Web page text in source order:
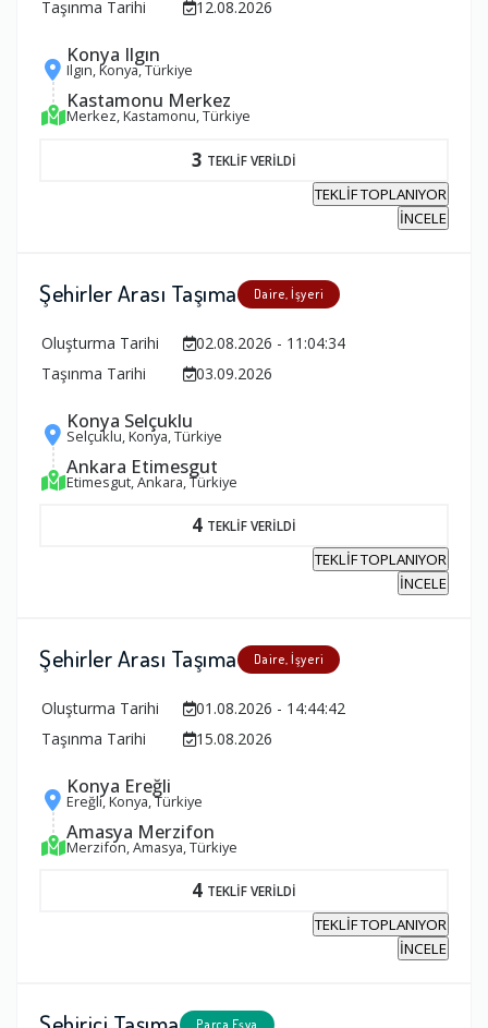
Taşınma Tarihi
12.08.2026
Konya Ilgın
Ilgın, Konya, Türkiye
Kastamonu Merkez
Merkez, Kastamonu, Türkiye
3 TEKLİF VERİLDİ
TEKLİF TOPLANIYOR
İNCELE
Şehirler Arası Taşıma Daire, İşyeri
Oluşturma Tarihi
02.08.2026 - 11:04:34
Taşınma Tarihi
03.09.2026
Konya Selçuklu
Selçuklu, Konya, Türkiye
Ankara Etimesgut
Etimesgut, Ankara, Türkiye
4 TEKLİF VERİLDİ
TEKLİF TOPLANIYOR
İNCELE
Şehirler Arası Taşıma Daire, İşyeri
Oluşturma Tarihi
01.08.2026 - 14:44:42
Taşınma Tarihi
15.08.2026
Konya Ereğli
Ereğli, Konya, Türkiye
Amasya Merzifon
Merzifon, Amasya, Türkiye
4 TEKLİF VERİLDİ
TEKLİF TOPLANIYOR
İNCELE
Parça Eşya